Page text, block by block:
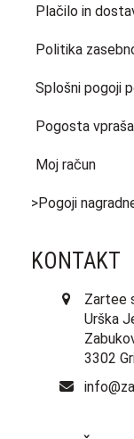
Plačilo in
Politika
Splošni pogoji
Pogosta
Moj račun
>Pogoji
KONTAKT
Zartee
Urška
3302